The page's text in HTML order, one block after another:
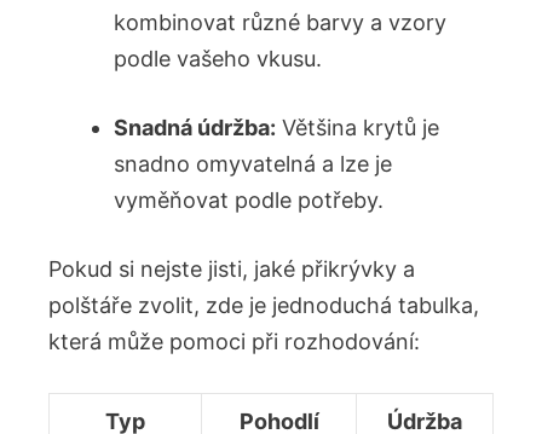
kombinovat různé barvy a vzory
podle vašeho vkusu.
Snadná údržba: Většina krytů je
snadno omyvatelná a lze je
vyměňovat podle potřeby.
Pokud si nejste jisti, jaké přikrývky a
polštáře zvolit, zde je jednoduchá tabulka,
která může pomoci při rozhodování:
Typ Pohodlí Údržba